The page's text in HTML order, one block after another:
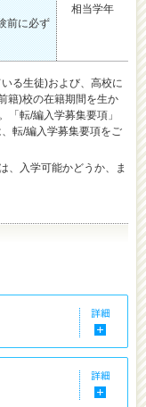
前に必ず
相当学年
る生徒)および、高校に
籍)校の在籍期間を生か
「転/編入学募集要項」
転/編入学募集要項をご
、入学可能かどうか、ま